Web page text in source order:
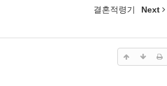
결혼적령기 Next